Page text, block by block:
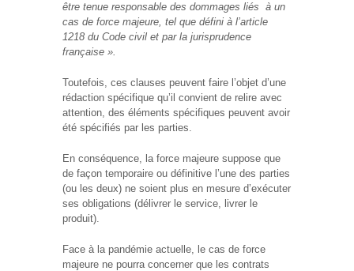
être tenue responsable des dommages liés à un
cas de force majeure, tel que défini à l’article
1218 du Code civil et par la jurisprudence
française ».
Toutefois, ces clauses peuvent faire l’objet d’une
rédaction spécifique qu’il convient de relire avec
attention, des éléments spécifiques peuvent avoir
été spécifiés par les parties.
En conséquence, la force majeure suppose que
de façon temporaire ou définitive l’une des parties
(ou les deux) ne soient plus en mesure d’exécuter
ses obligations (délivrer le service, livrer le
produit).
Face à la pandémie actuelle, le cas de force
majeure ne pourra concerner que les contrats